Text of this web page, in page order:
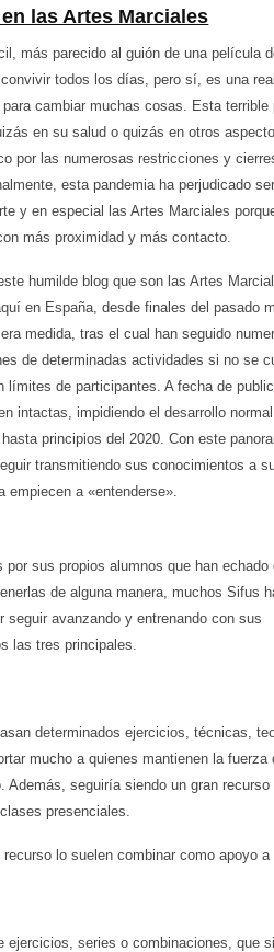
las Artes Marciales
más parecido al guión de una película
todos los días, pero sí, es una
cambiar muchas cosas. Esta
en su salud o quizás en otros
por las numerosas restricciones y
esta pandemia ha perjudicado
y en especial las Artes Marciales
más proximidad y más contacto.
humilde blog que son las Artes
en España, desde finales del pasado
medida, tras el cual han seguido
de determinadas actividades si no se
límites de participantes. A fecha de
intactas, impidiendo el desarrollo
principios del 2020. Con este
transmitiendo sus conocimientos a
empiecen a «entenderse».
por sus propios alumnos que han echado
de alguna manera, muchos Sifus
seguir avanzando y entrenando con sus
las tres principales.
determinados ejercicios, técnicas,
mucho a quienes mantienen la
Además, seguiría siendo un gran
presenciales.
lo suelen combinar como apoyo a
ejercicios, series o combinaciones, que